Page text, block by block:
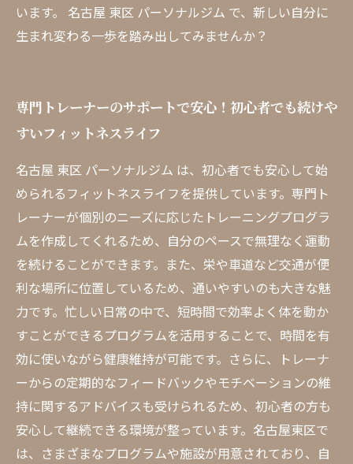
います。 名古屋 東区 パーソナルジム で、新しい自分に
生まれ変わる一歩を踏み出してみませんか？
専門トレーナーのサポートで安心！初心者でも続けや
すいフィットネスライフ
名古屋 東区 パーソナルジム は、初心者でも安心して始
められるフィットネスライフを提供しています。専門ト
レーナーが個別のニーズに応じたトレーニングプログラ
ムを作成してくれるため、自分のペースで無理なく運動
を続けることができます。また、栄や車道など交通が便
利な場所に位置しているため、通いやすいのも大きな魅
力です。忙しい日常の中で、短時間で効率よく体を動か
すことができるプログラムを活用することで、時間を有
効に使いながら健康維持が可能です。さらに、トレーナ
ーからの定期的なフィードバックやモチベーションの維
持に関するアドバイスも受けられるため、初心者の方も
安心して継続できる環境が整っています。名古屋東区で
は、さまざまなプログラムや施設が用意されており、自